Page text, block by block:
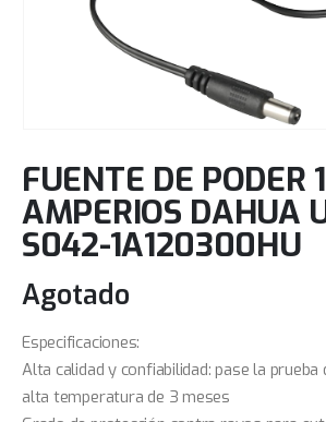
FUENTE DE PODER
AMPERIOS DAHUA
S042-1A120300HU
Agotado
Especificaciones:
Alta calidad y confiabilidad: pase la prueba
alta temperatura de 3 meses